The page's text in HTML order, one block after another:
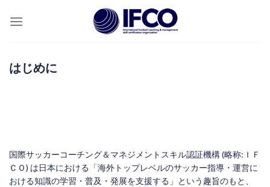
はじめに
国際サッカーコーチング＆マネジメントスキル認証機構 (略称:ＩＦ
ＣＯ) は日本における「海外トップレベルのサッカー指導・運営に
おける知識の学習・普及・発展を支援する」という趣旨のもと、